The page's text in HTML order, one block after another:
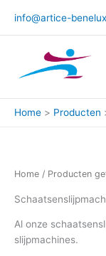
naar
de
info@artice-
Home Producten
Home / Producten
Al onze
slijpmachines.